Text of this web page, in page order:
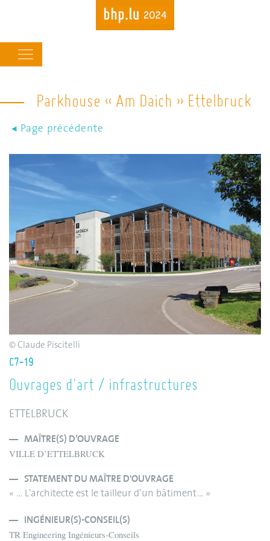
Skip
navigation
Parkhouse « Am Daich » Ettelbruck
C7-19
Ouvrages d'art / infrastructures
ETTELBRUCK
MAÎTRE(S) D’OUVRAGE
VILLE D’ETTELBRUCK
STATEMENT DU MAÎTRE D'OUVRAGE
« … L’architecte est le tailleur d’un bâtiment… »
INGÉNIEUR(S)-CONSEIL(S)
TR Engineering Ingénieurs-Conseils
© Claude Piscitelli